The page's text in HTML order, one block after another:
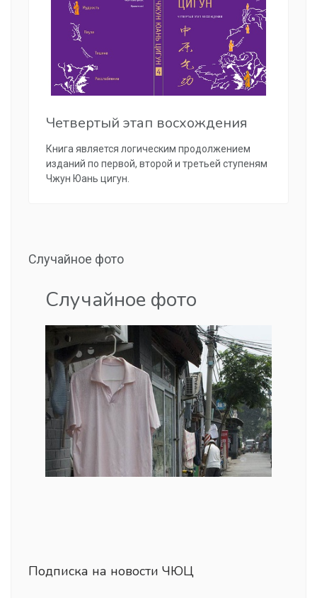
Четвертый этап восхождения
Книга является логическим продолжением
изданий по первой, второй и третьей ступеням
Чжун Юань цигун.
Случайное фото
Случайное фото
Подписка на новости ЧЮЦ